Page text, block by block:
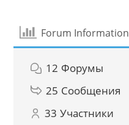
Forum Information
12 Форумы
25 Сообщения
33 Участники